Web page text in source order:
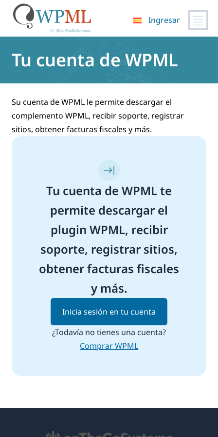
contenido
Ingresar
Tu cuenta de WPML
Su cuenta de WPML le permite descargar el
complemento WPML, recibir soporte, registrar
sitios, obtener facturas fiscales y más.
Tu cuenta de WPML te
permite descargar el
plugin WPML, recibir
soporte, registrar sitios,
obtener facturas fiscales
y más.
Inicia sesión en tu cuenta
¿Todavía no tienes una cuenta?
Comprar WPML